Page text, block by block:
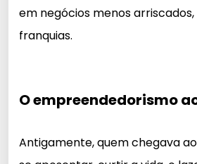
em negócios menos
franquias.
O empreendedorismo
Antigamente, quem chegava